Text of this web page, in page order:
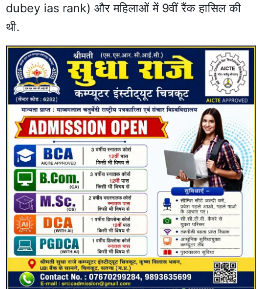
dubey ias rank) और महिलाओं में 9वीं रैंक हासिल की
थी.